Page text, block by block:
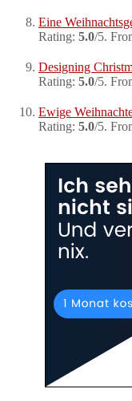
Eine
Rating: 5.0/5.
Designing
Rating: 5.0/5.
Ewige
Rating: 5.0/5.